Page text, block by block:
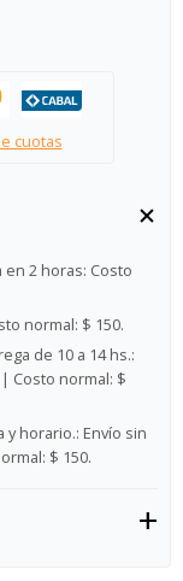
cuotas
en 2 horas: Costo
normal: $ 150.
de 10 a 14 hs.:
Costo normal: $
y horario.: Envío sin
$ 150.